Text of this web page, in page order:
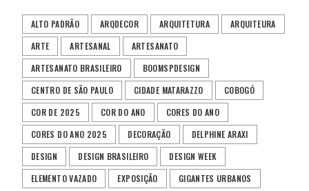
ALTO PADRÃO ARQDECOR ARQUITETURA
ARQUITEURA
ARTE
ARTESANAL
ARTESANATO
ARTESANATO BRASILEIRO
BOOMSPDESIGN
CENTRO DE SÃO PAULO
CIDADE MATARAZZO
COBOGÓ
COR DE 2025
COR DO ANO
CORES DO ANO
CORES DO ANO 2025
DECORAÇÃO
DELPHINE ARAXI
DESIGN
DESIGN BRASILEIRO
DESIGN WEEK
ELEMENTO VAZADO
EXPOSIÇÃO
GIGANTES URBANOS